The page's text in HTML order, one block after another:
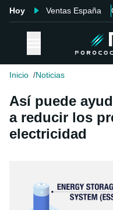
Hoy Ventas España
Inicio Noticias
Así puede
a reducir los
electricidad